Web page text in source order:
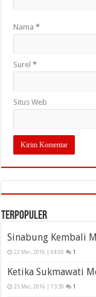
Nama*
Surel*
Situs Web
Terpopuler
Sinabung Kembali
22 Mei, 2016 | 04:00 1
Ketika Sukmawati
25 Mei, 2016 | 13:39 1